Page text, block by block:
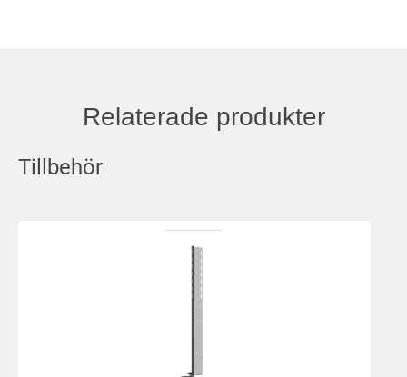
Relaterade produkter
Tillbehör